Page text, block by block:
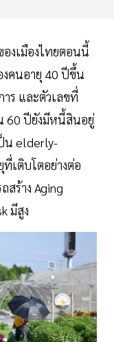
งเมืองไทยตอนนี้
คนอายุ 40 ปีขึ้น
ร และตัวเลขที่
60 ปียังมีหนี้สินอยู่
น elderly-
เติบโตอย่างต่อ
สร้าง Aging
มีสูง